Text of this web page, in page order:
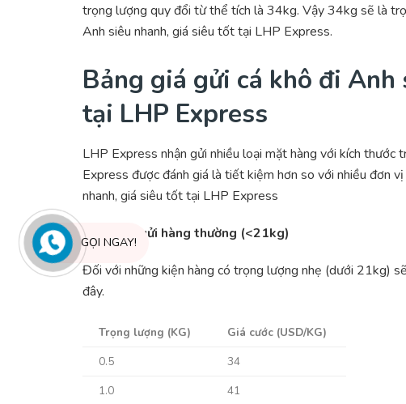
trọng lượng quy đổi từ thể tích là 34kg. Vậy 34kg sẽ là
Anh siêu nhanh, giá siêu tốt tại LHP Express.
Bảng giá gửi cá khô đi
tại LHP Express
LHP Express nhận gửi nhiều loại mặt hàng với kích thước
Express được đánh giá là tiết kiệm hơn so với nhiều đơn
nhanh, giá siêu tốt tại LHP Express
Bảng giá gửi hàng thường (<21kg)
Đối với những kiện hàng có trọng lượng nhẹ (dưới 21kg)
đây.
Trọng lượng (KG)
Giá cước (USD/KG)
0.5
34
1.0
41
GỌI NGAY!